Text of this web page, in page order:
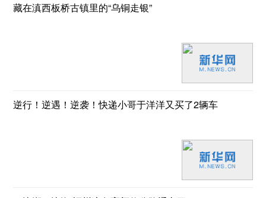
藏在滇西板桥古镇里的“乌铜走银”
逆行！逆遇！逆袭！快递小哥于洋洋又买了2辆车